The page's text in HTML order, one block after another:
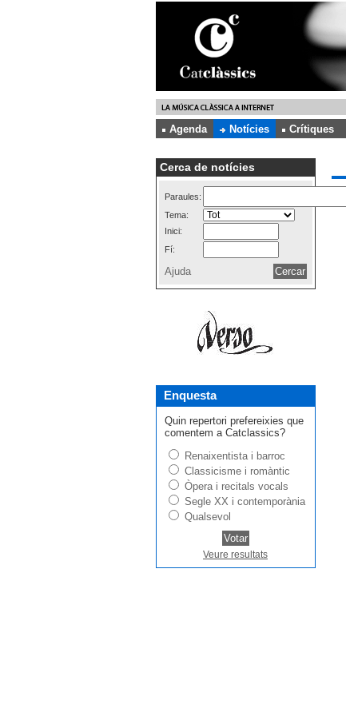
Agenda
Notícies Crítiques
Cerca de notícies
Paraules:
Tema:
Inici:
Fí:
Ajuda
Enquesta
Quin repertori prefereixies que
comentem a Catclassics?
Renaixentista i barroc
Classicisme i romàntic
Òpera i recitals vocals
Segle XX i contemporània
Qualsevol
Veure resultats